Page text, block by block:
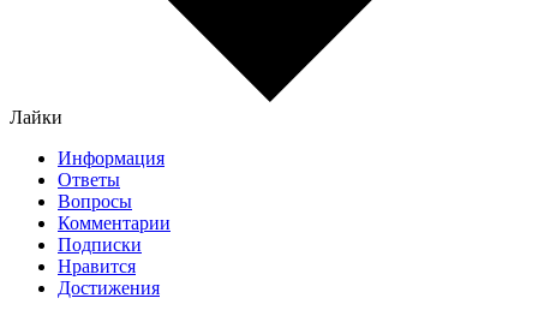
Лайки
Информация
Ответы
Вопросы
Комментарии
Подписки
Нравится
Достижения